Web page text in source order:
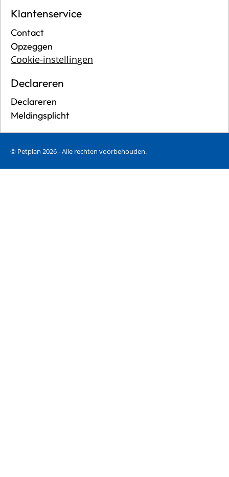
Klantenservice
Contact
Opzeggen
Cookie-instellingen
Declareren
Declareren
Meldingsplicht
© Petplan 2026 - Alle rechten voorbehouden.